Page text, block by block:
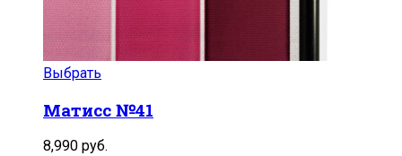
Выбрать
Матисс №41
8,990 руб.